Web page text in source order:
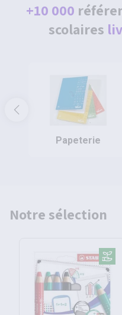
+10 000
scolaires
papeterie
Notre sélection